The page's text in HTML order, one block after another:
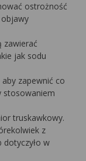
ostrożność
zawierać
jak sodu
zapewnić co
stosowaniem
truskawkowy.
z
dotyczyło w